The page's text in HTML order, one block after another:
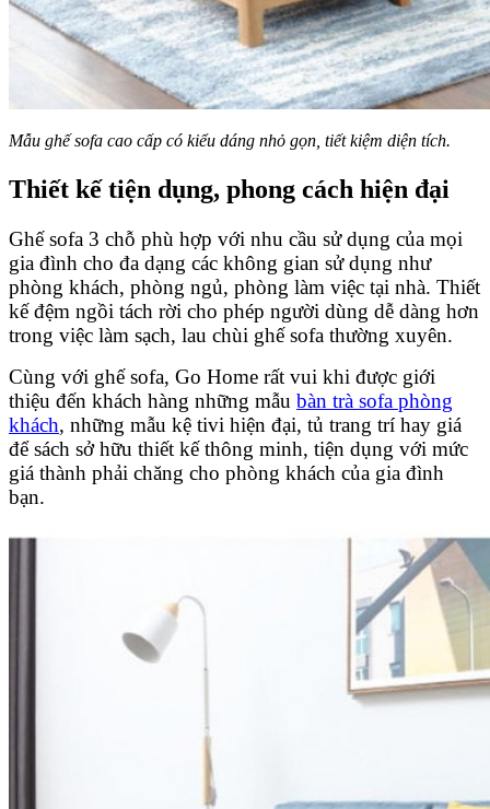
Mẫu ghế sofa cao cấp có kiểu dáng nhỏ gọn, tiết kiệm diện tích.
Thiết kế tiện dụng, phong cách hiện đại
Ghế sofa 3 chỗ phù hợp với nhu cầu sử dụng của mọi
gia đình cho đa dạng các không gian sử dụng như
phòng khách, phòng ngủ, phòng làm việc tại nhà. Thiết
kế đệm ngồi tách rời cho phép người dùng dễ dàng hơn
trong việc làm sạch, lau chùi ghế sofa thường xuyên.
Cùng với ghế sofa, Go Home rất vui khi được giới
thiệu đến khách hàng những mẫu bàn trà sofa phòng
khách, những mẫu kệ tivi hiện đại, tủ trang trí hay giá
để sách sở hữu thiết kế thông minh, tiện dụng với mức
giá thành phải chăng cho phòng khách của gia đình
bạn.